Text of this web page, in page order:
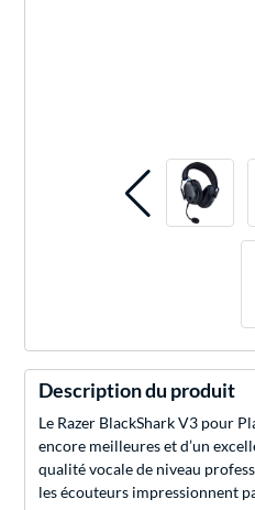
Description du produit
Le Razer BlackShark V3 pour
encore meilleures et d’un
qualité vocale de niveau
les écouteurs impressionnent